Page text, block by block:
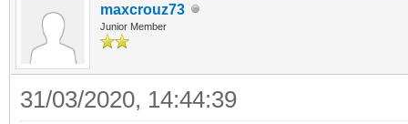
maxcrouz73
Junior Member
31/03/2020, 14:44:39